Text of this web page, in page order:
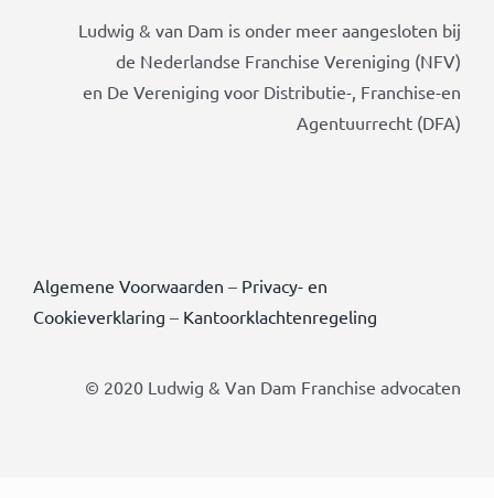
Ludwig & van Dam is onder meer aangesloten bij
de Nederlandse Franchise Vereniging (NFV)
en De Vereniging voor Distributie-, Franchise-en
Agentuurrecht (DFA)
Algemene Voorwaarden – Privacy- en
Cookieverklaring – Kantoorklachtenregeling
© 2020 Ludwig & Van Dam Franchise advocaten